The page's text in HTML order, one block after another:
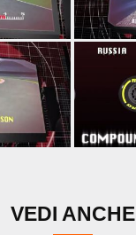
VEDI ANCHE